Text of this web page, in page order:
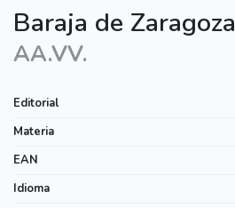
Baraja de Zaragoza
AA.VV.
Editorial
Materia
EAN
Idioma